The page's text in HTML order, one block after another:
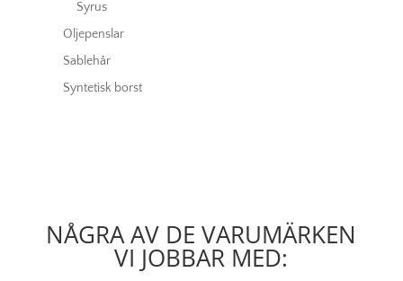
Syrus
Oljepenslar
Sablehår
Syntetisk borst
NÅGRA AV DE VARUMÄRKEN
VI JOBBAR MED: